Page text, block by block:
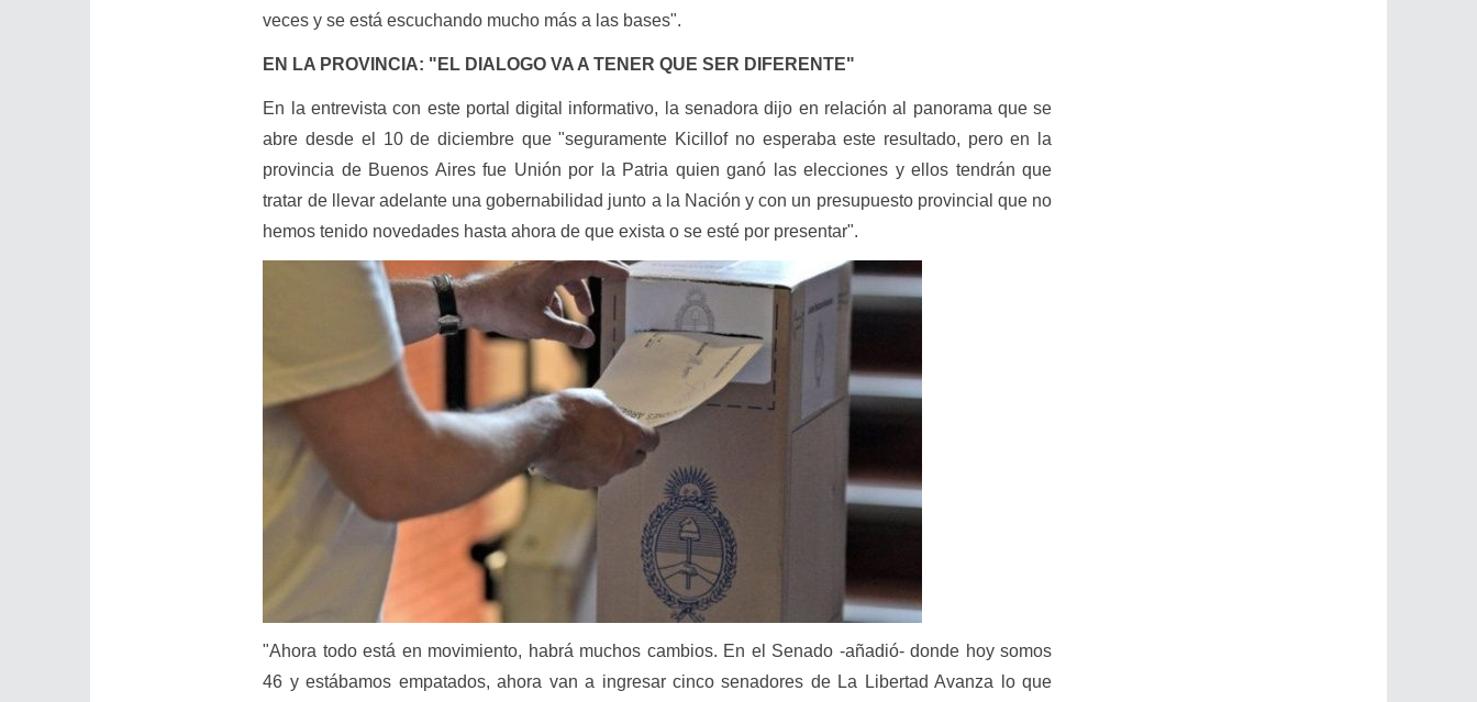
veces y se está escuchando mucho más a las bases".
EN LA PROVINCIA: "EL DIALOGO VA A TENER QUE SER DIFERENTE"
En la entrevista con este portal digital informativo, la senadora dijo en relación al panorama que se
abre desde el 10 de diciembre que "seguramente Kicillof no esperaba este resultado, pero en la
provincia de Buenos Aires fue Unión por la Patria quien ganó las elecciones y ellos tendrán que
tratar de llevar adelante una gobernabilidad junto a la Nación y con un presupuesto provincial que no
hemos tenido novedades hasta ahora de que exista o se esté por presentar".
"Ahora todo está en movimiento, habrá muchos cambios. En el Senado -añadió- donde hoy somos
46 y estábamos empatados, ahora van a ingresar cinco senadores de La Libertad Avanza lo que